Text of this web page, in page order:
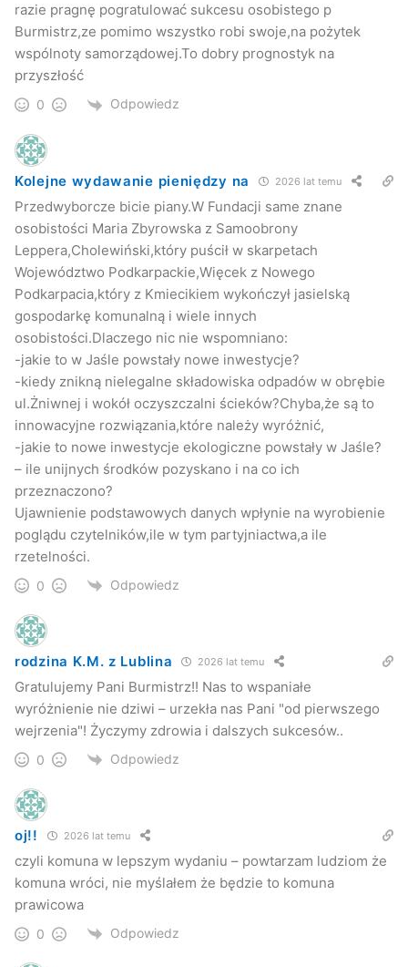
razie pragnę pogratulować sukcesu osobistego p
Burmistrz,ze pomimo wszystko robi swoje,na pożytek
wspólnoty samorządowej.To dobry prognostyk na
przyszłość
0 Odpowiedz
Kolejne wydawanie pieniędzy na 2026 lat temu
Przedwyborcze bicie piany.W Fundacji same znane
osobistości Maria Zbyrowska z Samoobrony
Leppera,Cholewiński,który puścił w skarpetach
Województwo Podkarpackie,Więcek z Nowego
Podkarpacia,który z Kmiecikiem wykończył jasielską
gospodarkę komunalną i wiele innych
osobistości.Dlaczego nic nie wspomniano:
-jakie to w Jaśle powstały nowe inwestycje?
-kiedy znikną nielegalne składowiska odpadów w obrębie
ul.Żniwnej i wokół oczyszczalni ścieków?Chyba,że są to
innowacyjne rozwiązania,które należy wyróżnić,
-jakie to nowe inwestycje ekologiczne powstały w Jaśle?
– ile unijnych środków pozyskano i na co ich
przeznaczono?
Ujawnienie podstawowych danych wpłynie na wyrobienie
poglądu czytelników,ile w tym partyjniactwa,a ile
rzetelności.
0 Odpowiedz
rodzina K.M. z Lublina 2026 lat temu
Gratulujemy Pani Burmistrz!! Nas to wspaniałe
wyróżnienie nie dziwi – urzekła nas Pani "od pierwszego
wejrzenia"! Życzymy zdrowia i dalszych sukcesów..
0 Odpowiedz
oj!! 2026 lat temu
czyli komuna w lepszym wydaniu – powtarzam ludziom że
komuna wróci, nie myślałem że będzie to komuna
prawicowa
0 Odpowiedz